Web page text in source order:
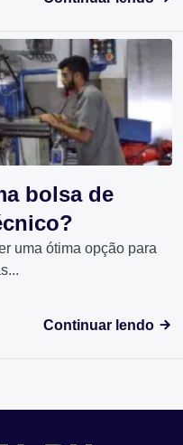
bolsa de
uma ótima opção para
Continuar lendo